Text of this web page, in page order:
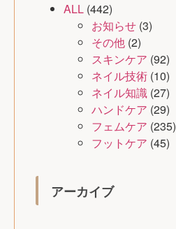
ALL (442)
お知らせ (3)
その他 (2)
スキンケア (92)
ネイル技術 (10)
ネイル知識 (27)
ハンドケア (29)
フェムケア (235)
フットケア (45)
アーカイブ